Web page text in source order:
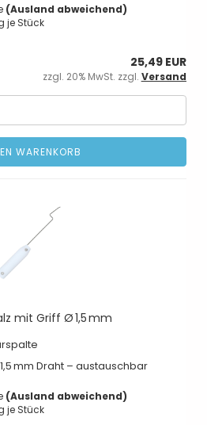
(Ausland abweichend)
je Stück
25,49 EUR
zzgl. 20% MwSt. zzgl. Versand
WARENKORB
mit Griff Ø 1,5 mm
mm Draht – austauschbar
(Ausland abweichend)
je Stück